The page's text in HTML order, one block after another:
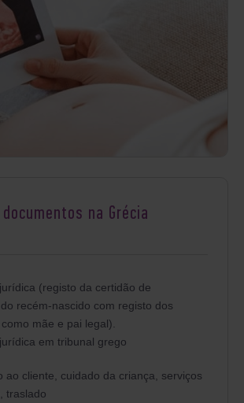
na Grécia
(registo da certidão de
recém-nascido com registo dos
mãe e pai legal).
em tribunal grego
ao cliente, cuidado da criança, serviços
traslado